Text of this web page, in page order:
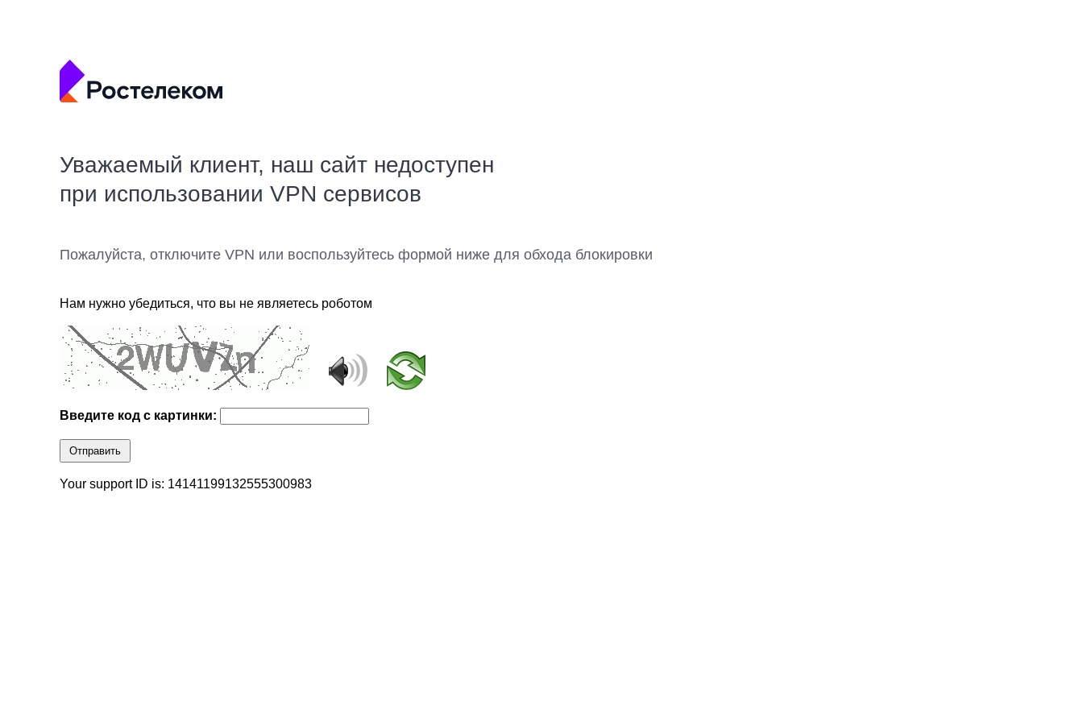
Уважаемый клиент, наш сайт недоступен
при использовании VPN сервисов
Пожалуйста, отключите VPN или воспользуйтесь формой ниже для обхода блокировки
Нам нужно убедиться, что вы не являетесь роботом
Введите код с картинки:
Отправить
Your support ID is: 14141199132555300983